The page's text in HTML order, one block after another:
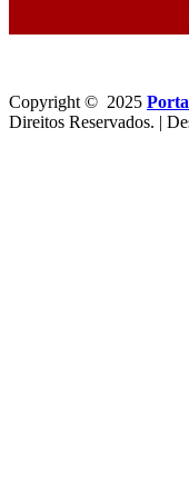
Copyright © 2025
Direitos Reservados. |